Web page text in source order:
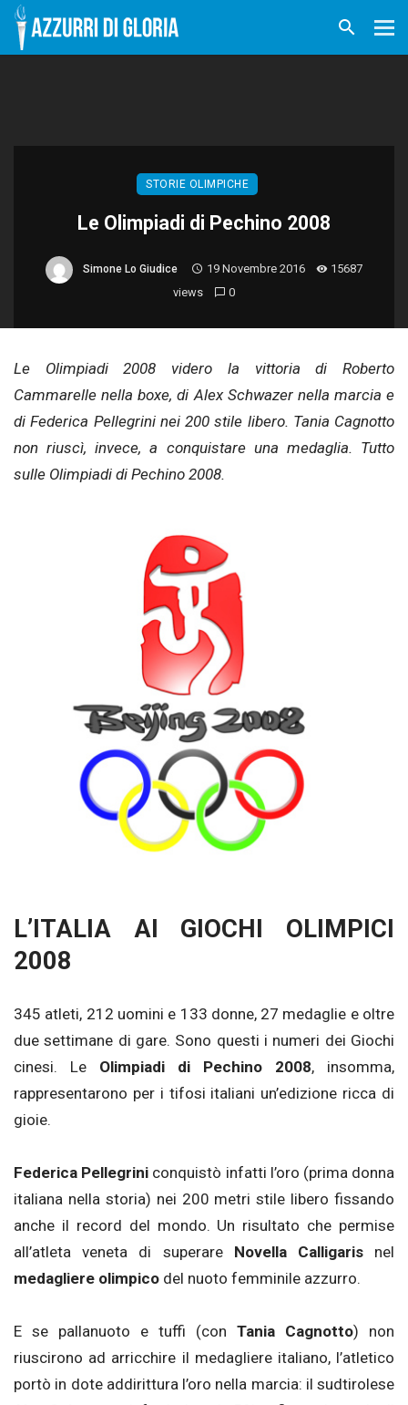
STORIE OLIMPICHE
Le Olimpiadi di Pechino 2008
Simone Lo Giudice 19 Novembre 2016
15687
views
0
Le Olimpiadi 2008 videro la vittoria di Roberto
Cammarelle nella boxe, di Alex Schwazer nella marcia e
di Federica Pellegrini nei 200 stile libero. Tania Cagnotto
non riuscì, invece, a conquistare una medaglia. Tutto
sulle Olimpiadi di Pechino 2008.
L’ITALIA AI GIOCHI OLIMPICI
2008
345 atleti, 212 uomini e 133 donne, 27 medaglie e oltre
due settimane di gare. Sono questi i numeri dei Giochi
cinesi. Le Olimpiadi di Pechino 2008, insomma,
rappresentarono per i tifosi italiani un’edizione ricca di
gioie.
Federica Pellegrini conquistò infatti l’oro (prima donna
italiana nella storia) nei 200 metri stile libero fissando
anche il record del mondo. Un risultato che permise
all’atleta veneta di superare Novella Calligarisnel
medagliere olimpico del nuoto femminile azzurro.
E se pallanuoto e tuffi (con Tania Cagnotto) non
riuscirono ad arricchire il medagliere italiano, l’atletico
portò in dote addirittura l’oro nella marcia: il sudtirolese